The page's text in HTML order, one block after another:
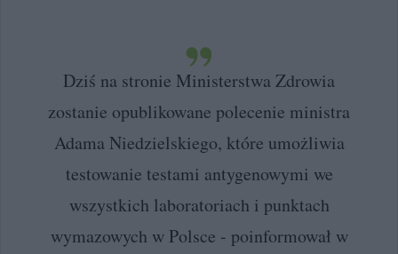
Dziś na stronie Ministerstwa Zdrowia
zostanie opublikowane polecenie ministra
Adama Niedzielskiego, które umożliwia
testowanie testami antygenowymi we
wszystkich laboratoriach i punktach
wymazowych w Polsce - poinformował w